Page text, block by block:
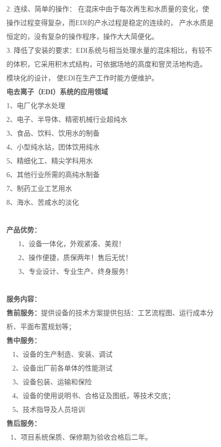
2. 连续、简单的操作： 在混床中由于每次再生和水质量的变化，使
操作过程变得复杂，而EDI的产水过程是稳定的连续的， 产水水质是
恒定的，没有复杂的操作程序，操作大大简便化。
3. 降低了安装的要求：EDI系统与相当处理水量的混床相比，有较不
的体积，它采用积木式结构，可依据场地的高度和窨灵活地构造。
模块化的设计， 使EDI在生产工作时能方便维护。
电去离子（EDI）系统的应用领域
1、电厂化学水处理
2、电子、半导体、精密机械行业超纯水
3、食品、饮料、饮用水的制备
4、小型纯水站，团体饮用纯水
5、精细化工、精尖学科用水
6、其他行业所需的高纯水制备
7、制药工业工艺用水
8、海水、苦咸水的淡化
产品优势：
1、设备一体化，外观紧凑、美观！
2、操作便捷，质保两年！售后无忧！
3、专业设计、专业生产、终身服务！
服务内容：
售前服务：提供设备的技术方案提供包括：工艺流程图、运行成本分
析、平面布置规划等；
售中服务：
1、设备的生产制造、安装、调试
2、设备出厂前各单体的性能测试
3、设备包装、运输和保险
4、设备的使用说明书、合格证及图纸，等技术交底；
5、技术指导及人员培训
售后服务：
1、项目系统保质、保修期为验收合格后二年。